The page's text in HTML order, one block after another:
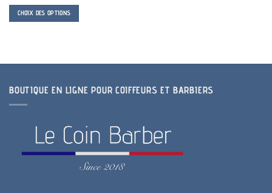
prix :
19.90€
à
CHOIX DES OPTIONS
plusieurs
Les
options
BOUTIQUE EN LIGNE POUR COIFFEURS ET BARBIERS